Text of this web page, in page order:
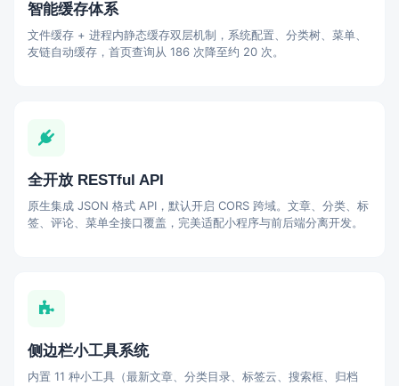
智能缓存体系
文件缓存 + 进程内静态缓存双层机制，系统配置、分类树、菜单、
友链自动缓存，首页查询从 186 次降至约 20 次。
全开放 RESTful API
原生集成 JSON 格式 API，默认开启 CORS 跨域。文章、分类、标
签、评论、菜单全接口覆盖，完美适配小程序与前后端分离开发。
侧边栏小工具系统
内置 11 种小工具（最新文章、分类目录、标签云、搜索框、归档